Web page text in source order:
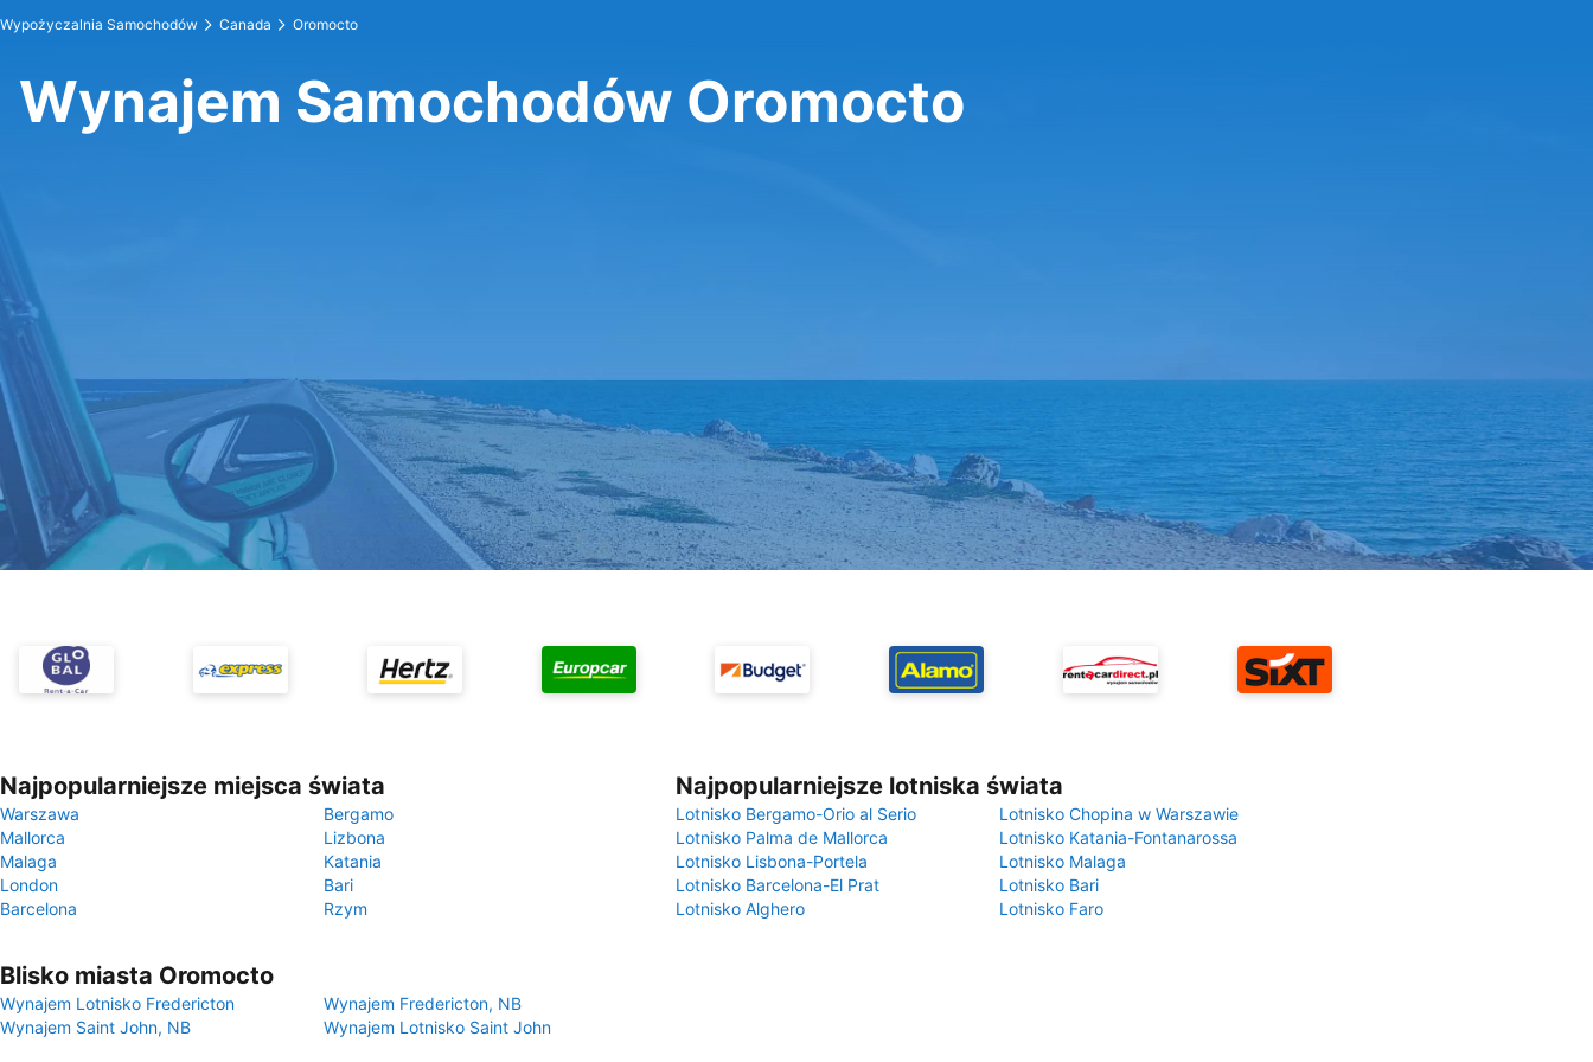
Wypożyczalnia Samochodów Canada Oromocto
Wynajem Samochodów Oromocto
Najpopularniejsze miejsca świata
Warszawa
Bergamo
Mallorca
Lizbona
Malaga
Katania
London
Bari
Barcelona
Rzym
Najpopularniejsze lotniska świata
Lotnisko Bergamo-Orio al Serio
Lotnisko Chopina w Warszawie
Lotnisko Palma de Mallorca
Lotnisko Katania-Fontanarossa
Lotnisko Lisbona-Portela
Lotnisko Malaga
Lotnisko Barcelona-El Prat
Lotnisko Bari
Lotnisko Alghero
Lotnisko Faro
Blisko miasta Oromocto
Wynajem Lotnisko Fredericton
Wynajem Fredericton, NB
Wynajem Saint John, NB
Wynajem Lotnisko Saint John